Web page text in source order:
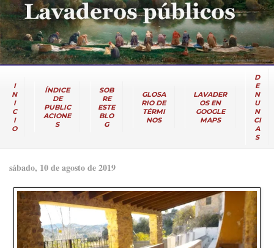
I
N
I
C
I
O
ÍNDICE
DE
PUBLIC
ACIONE
S
SOB
RE
ESTE
BLO
G
GLOSA
RIO DE
TÉRMI
NOS
LAVADER
OS EN
GOOGLE
MAPS
D
E
N
U
N
CI
A
S
sábado, 10 de agosto de 2019